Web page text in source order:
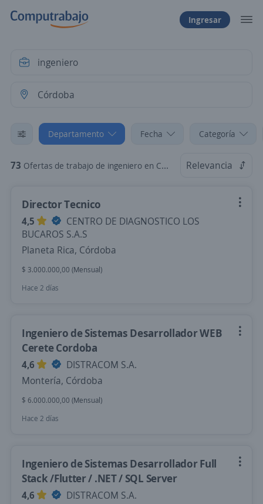
Ingresar
Departamento Fecha Categoría
73 Ofertas de trabajo de ingeniero en Córdoba Relevancia
Director Tecnico
4,5
CENTRO DE DIAGNOSTICO LOS
BUCAROS S.A.S
Planeta Rica, Córdoba
$ 3.000.000,00 (Mensual)
Hace 2 días
Ingeniero de Sistemas Desarrollador WEB
Cerete Cordoba
4,6
DISTRACOM S.A.
Montería, Córdoba
$ 6.000.000,00 (Mensual)
Hace 2 días
Ingeniero de Sistemas Desarrollador Full
Stack /Flutter / .NET / SQL Server
4,6
DISTRACOM S.A.